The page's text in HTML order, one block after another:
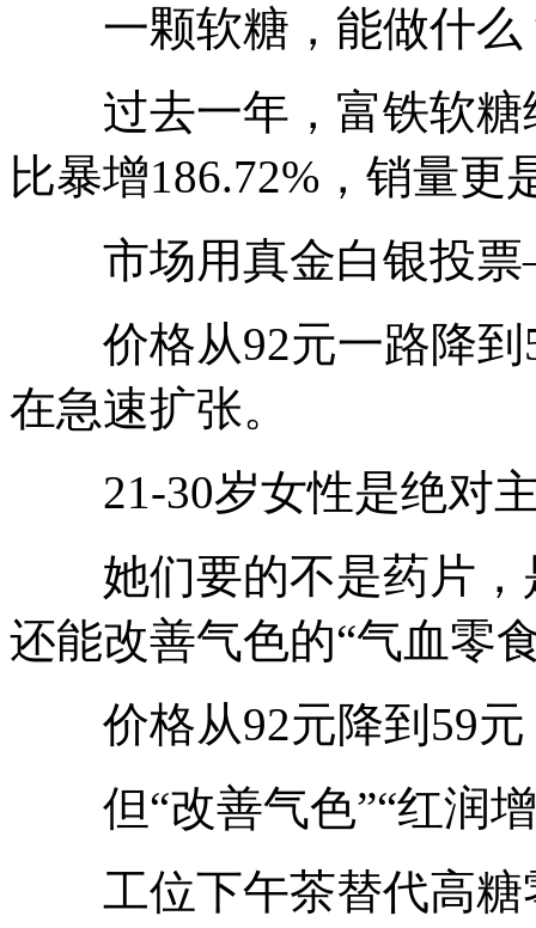
一颗软糖，能做什么
过去一年，富铁软糖
比暴增186.72%，销量更
市场用真金白银投票
价格从92元一路降到
在急速扩张。
21-30岁女性是绝对主
她们要的不是药片，
还能改善气色的“气血零
价格从92元降到59元
但“改善气色”“红润增
工位下午茶替代高糖